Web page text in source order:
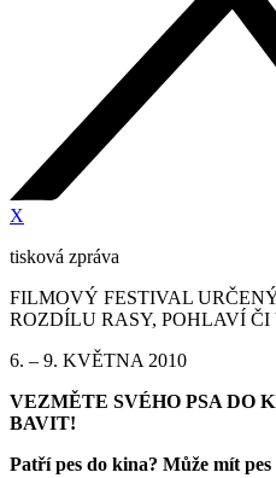
X
tisková zpráva
FILMOVÝ FESTIVAL
ROZDÍLU RASY, POHLAVÍ
6. – 9. KVĚTNA 2010
VEZMĚTE SVÉHO PSA DO
BAVIT!
Patří pes do kina? Může mít